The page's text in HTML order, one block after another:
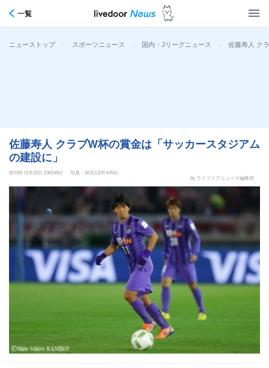
一覧
ニューストップ > スポーツニュース > 国内・Jリーグニュース > 佐藤寿人 ク
佐藤寿人 クラブW杯の賞金は「サッカースタジアム
の建設に」
2015年12月20日 23時49分
写真：SOCCER KING
by ライブドアニュース編集部